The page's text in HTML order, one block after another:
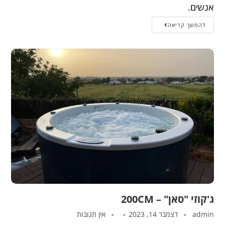
אנשים.
להמשך קריאה
ג'קוזי "סאן" – 200CM
admin דצמבר 14, 2023 אין תגובות